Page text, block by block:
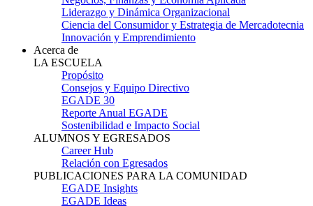
Liderazgo y Dinámica Organizacional
Ciencia del Consumidor y Estrategia de Mercadotecnia
Innovación y Emprendimiento
Acerca de
LA ESCUELA
Propósito
Consejos y Equipo Directivo
EGADE 30
Reporte Anual EGADE
Sostenibilidad e Impacto Social
ALUMNOS Y EGRESADOS
Career Hub
Relación con Egresados
PUBLICACIONES PARA LA COMUNIDAD
EGADE Insights
EGADE Ideas